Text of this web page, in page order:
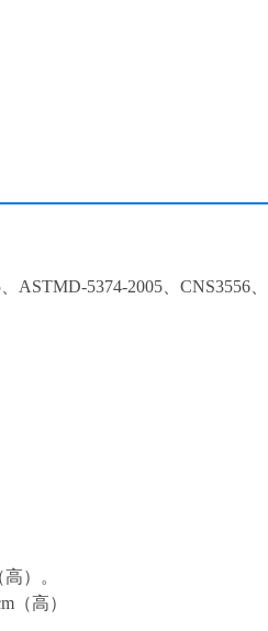
ASTMD-5374-2005、CNS3556、
）。
（高）